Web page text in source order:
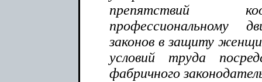
препятствий
профессиональному
законов в защиту
условий труда
фабричного